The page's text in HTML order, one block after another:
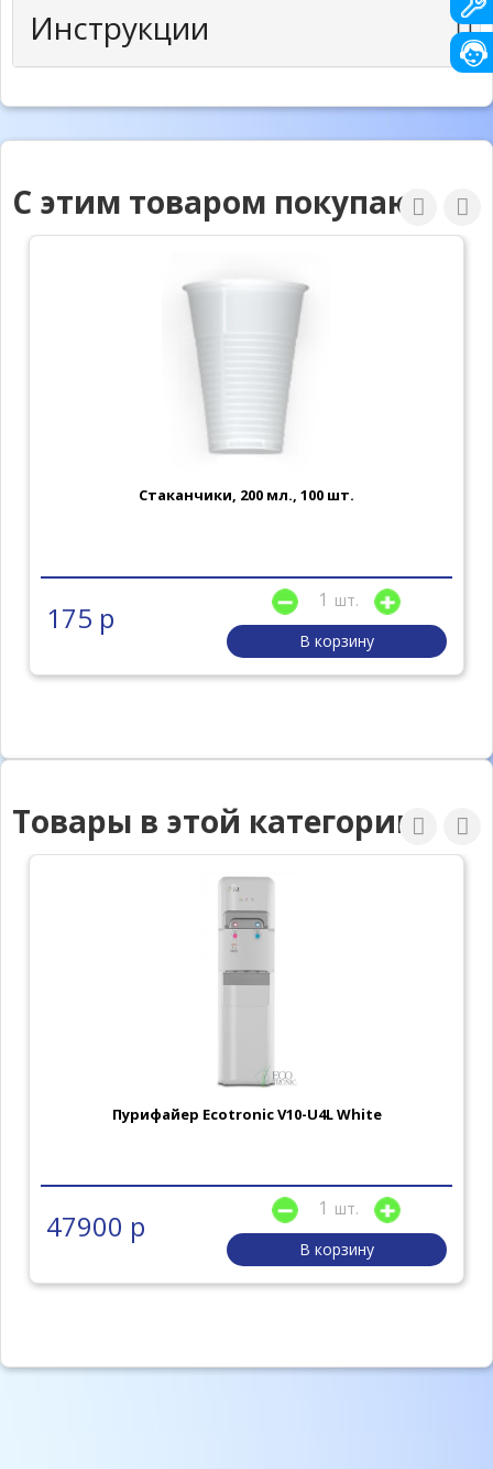
Инструкции
С этим товаром покупают
Стаканчики, 200 мл., 100 шт.
175 р
шт.
В корзину
Товары в этой категории
Пурифайер Ecotronic V10-U4L White
47900 р
шт.
В корзину